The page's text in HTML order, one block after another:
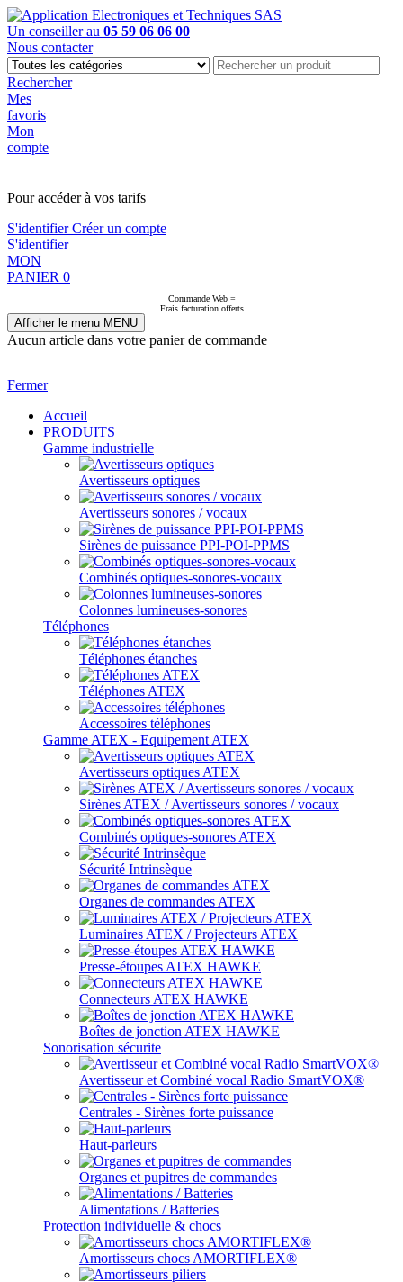
Un conseiller au 05 59 06 06 00
Nous contacter
Rechercher
Mes
favoris
Mon
compte
Pour accéder à vos tarifs
S'identifierCréer un compte
S'identifier
MON
PANIER 0
Commande Web =
Frais facturation offerts
Afficher le menu MENU
Aucun article dans votre panier de commande
Fermer
Accueil
PRODUITS
Gamme industrielle
Avertisseurs optiques
Avertisseurs sonores / vocaux
Sirènes de puissance PPI-POI-PPMS
Combinés optiques-sonores-vocaux
Colonnes lumineuses-sonores
Téléphones
Téléphones étanches
Téléphones ATEX
Accessoires téléphones
Gamme ATEX - Equipement ATEX
Avertisseurs optiques ATEX
Sirènes ATEX / Avertisseurs sonores / vocaux
Combinés optiques-sonores ATEX
Sécurité Intrinsèque
Organes de commandes ATEX
Luminaires ATEX / Projecteurs ATEX
Presse-étoupes ATEX HAWKE
Connecteurs ATEX HAWKE
Boîtes de jonction ATEX HAWKE
Sonorisation sécurite
Avertisseur et Combiné vocal Radio SmartVOX®
Centrales - Sirènes forte puissance
Haut-parleurs
Organes et pupitres de commandes
Alimentations / Batteries
Protection individuelle & chocs
Amortisseurs chocs AMORTIFLEX®